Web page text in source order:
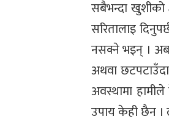
सबैभन्दा खुशीको
सरितालाइ
नसक्ने भइन् । अब
अथवा
अवस्थामा
उपाय केही छैन ।